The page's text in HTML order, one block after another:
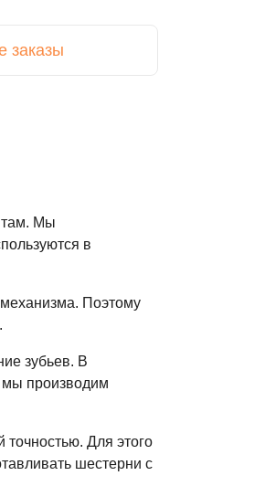
заказы
Мы
в
Поэтому
зубьев. В
мы производим
точностью. Для этого
шестерни с